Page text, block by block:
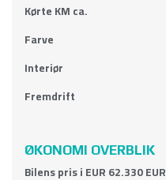
Kørte KM ca.
Farve
Interiør
Fremdrift
ØKONOMI OVERBLIK
Bilens pris i EUR 62.330 EUR